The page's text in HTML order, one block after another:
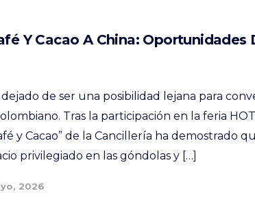
Y Cacao A China: Oportunidades
de ser una posibilidad lejana para
Tras la participación en la feria
y Cacao” de la Cancillería ha demostrado
privilegiado en las góndolas y […]
2026